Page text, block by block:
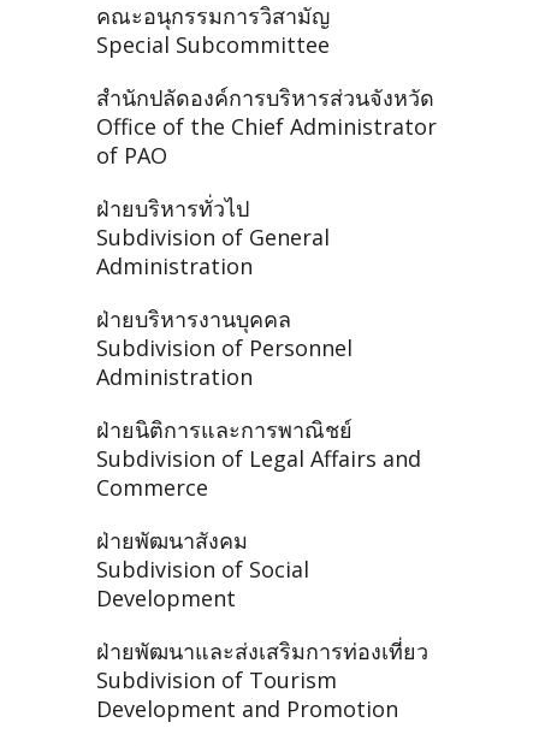
คณะอนุกรรมการวิสามัญ
Special Subcommittee
สำนักปลัดองค์การบริหารส่วนจังหวัด
Office of the Chief Administrator
of PAO
ฝ่ายบริหารทั่วไป
Subdivision of General
Administration
ฝ่ายบริหารงานบุคคล
Subdivision of Personnel
Administration
ฝ่ายนิติการและการพาณิชย์
Subdivision of Legal Affairs and
Commerce
ฝ่ายพัฒนาสังคม
Subdivision of Social
Development
ฝ่ายพัฒนาและส่งเสริมการท่องเที่ยว
Subdivision of Tourism
Development and Promotion